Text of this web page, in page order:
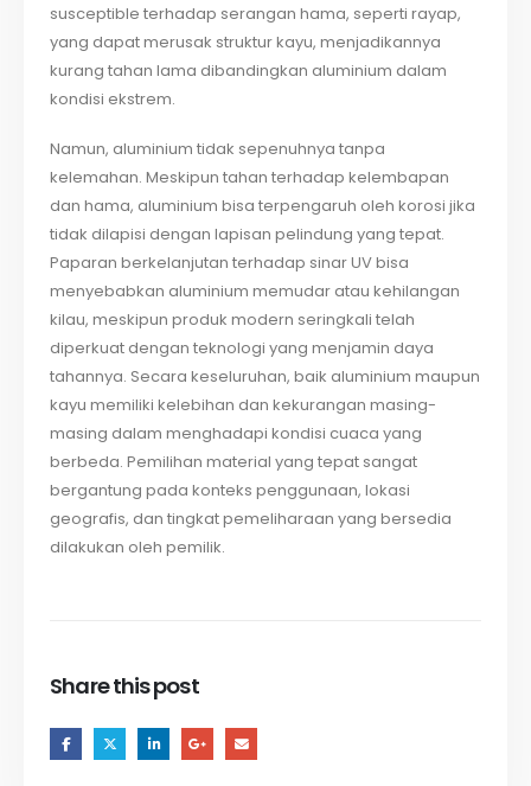
susceptible terhadap serangan hama, seperti rayap,
yang dapat merusak struktur kayu, menjadikannya
kurang tahan lama dibandingkan aluminium dalam
kondisi ekstrem.
Namun, aluminium tidak sepenuhnya tanpa
kelemahan. Meskipun tahan terhadap kelembapan
dan hama, aluminium bisa terpengaruh oleh korosi jika
tidak dilapisi dengan lapisan pelindung yang tepat.
Paparan berkelanjutan terhadap sinar UV bisa
menyebabkan aluminium memudar atau kehilangan
kilau, meskipun produk modern seringkali telah
diperkuat dengan teknologi yang menjamin daya
tahannya. Secara keseluruhan, baik aluminium maupun
kayu memiliki kelebihan dan kekurangan masing-
masing dalam menghadapi kondisi cuaca yang
berbeda. Pemilihan material yang tepat sangat
bergantung pada konteks penggunaan, lokasi
geografis, dan tingkat pemeliharaan yang bersedia
dilakukan oleh pemilik.
Share this post